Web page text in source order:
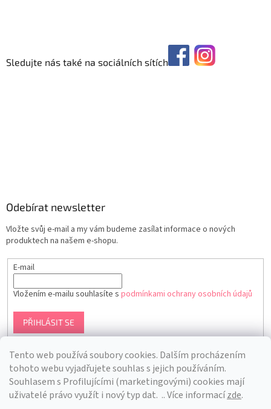
Tento web používá soubory cookies. Dalším procházením
tohoto webu vyjadřujete souhlas s jejich používáním.
Souhlasem s Profilujícími (marketingovými) cookies mají
uživatelé právo využít i nový typ dat. .. Více informacízde.
Sledujte nás také na sociálních sítích
Odebírat newsletter
Vložte svůj e-mail a my vám budeme zasílat informace o nových
produktech na našem e-shopu.
E-mail
Vložením e-mailu souhlasíte s podmínkami ochrany osobních údajů
PŘIHLÁSIT SE